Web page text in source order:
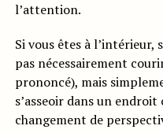
l’attention.
Si vous êtes à
pas nécessairement
prononcé), mais
s’asseoir dans un endroit
changement de